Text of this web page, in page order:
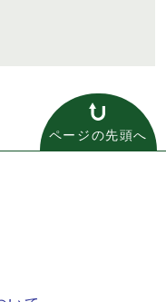
ページの先頭へ